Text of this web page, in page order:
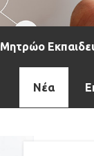
Μητρώο
Νέα